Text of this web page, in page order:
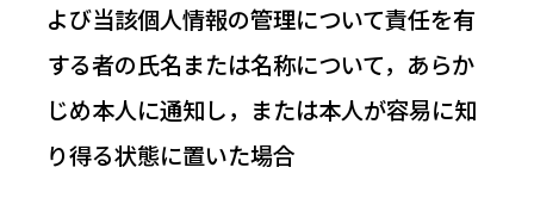
よび当該個人情報の管理について責任を有
する者の氏名または名称について，あらか
じめ本人に通知し，または本人が容易に知
り得る状態に置いた場合